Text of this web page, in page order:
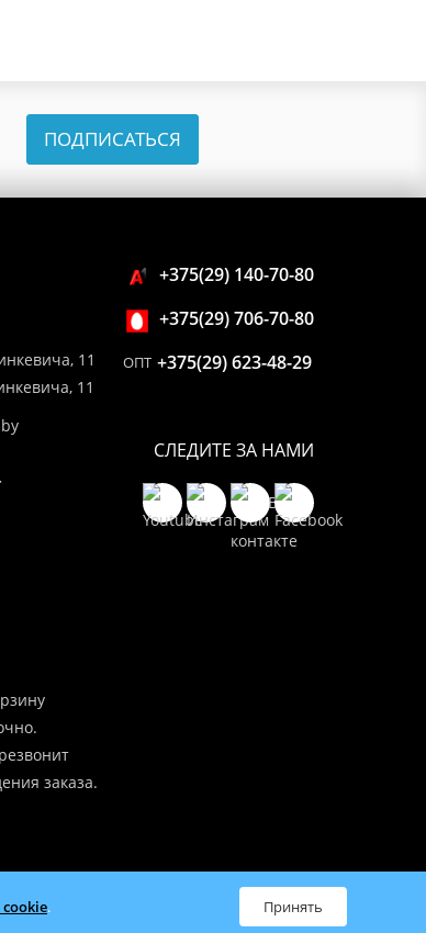
ПОДПИСАТЬСЯ
11
11
заказа.
+375(29) 140-70-80
+375(29) 706-70-80
ОПТ +375(29) 623-48-29
СЛЕДИТЕ ЗА НАМИ
. Принять